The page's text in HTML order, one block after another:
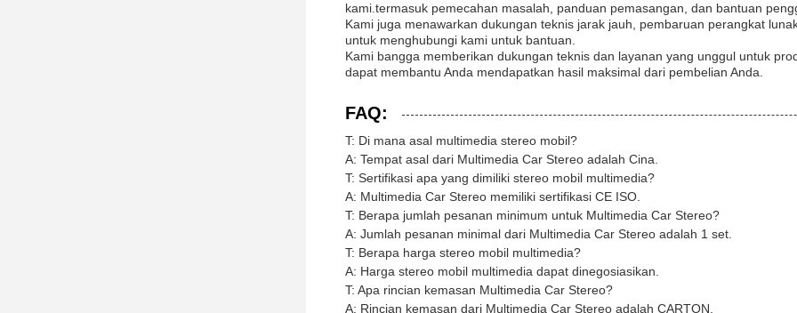
kami.termasuk pemecahan masalah, panduan pemasangan, dan bantuan
Kami juga menawarkan dukungan teknis jarak jauh, pembaruan perangkat
untuk menghubungi kami untuk bantuan.
Kami bangga memberikan dukungan teknis dan layanan yang unggul untuk
dapat membantu Anda mendapatkan hasil maksimal dari pembelian Anda.
FAQ:
T: Di mana asal multimedia stereo mobil?
A: Tempat asal dari Multimedia Car Stereo adalah Cina.
T: Sertifikasi apa yang dimiliki stereo mobil multimedia?
A: Multimedia Car Stereo memiliki sertifikasi CE ISO.
T: Berapa jumlah pesanan minimum untuk Multimedia Car Stereo?
A: Jumlah pesanan minimal dari Multimedia Car Stereo adalah 1 set.
T: Berapa harga stereo mobil multimedia?
A: Harga stereo mobil multimedia dapat dinegosiasikan.
T: Apa rincian kemasan Multimedia Car Stereo?
A: Rincian kemasan dari Multimedia Car Stereo adalah CARTON.